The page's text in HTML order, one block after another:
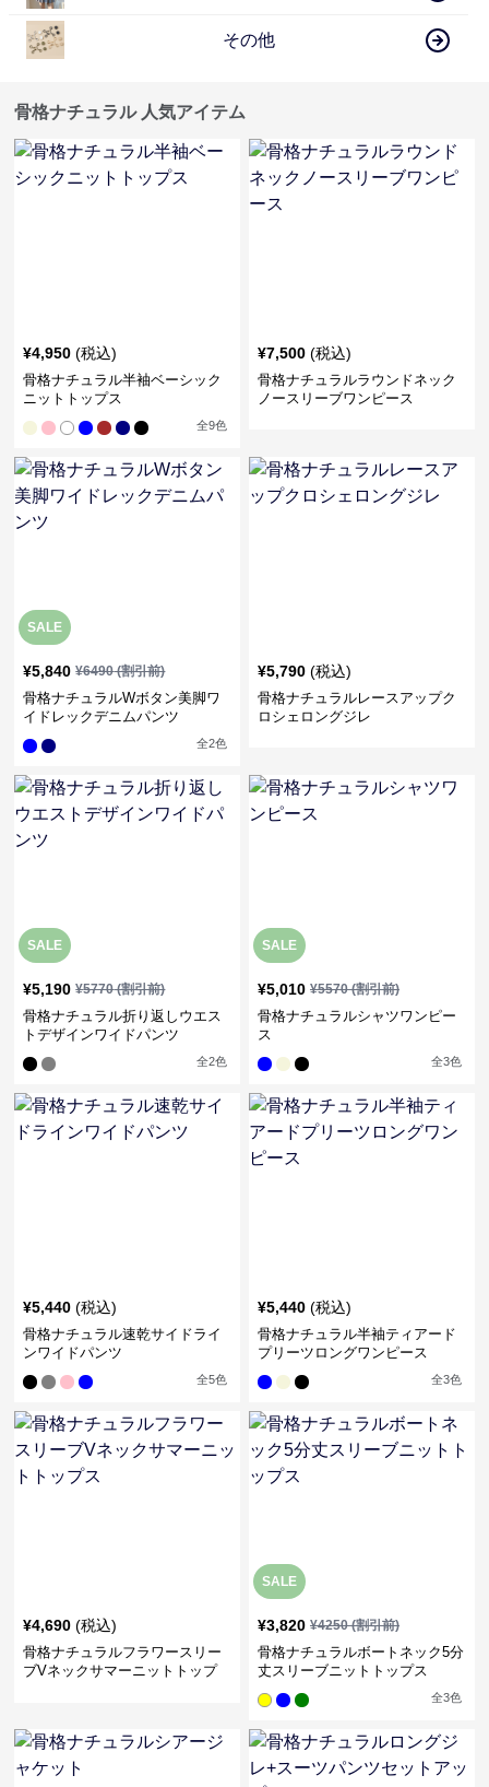
その他
骨格ナチュラル 人気アイテム
¥4,950 (税込)
骨格ナチュラル半袖ベーシック
ニットトップス
全9色
¥7,500 (税込)
骨格ナチュラルラウンドネック
ノースリーブワンピース
SALE
¥5,840 ¥6490(割引前)
骨格ナチュラルWボタン美脚ワ
イドレックデニムパンツ
全2色
¥5,790 (税込)
骨格ナチュラルレースアップク
ロシェロングジレ
SALE
¥5,190 ¥5770(割引前)
骨格ナチュラル折り返しウエス
トデザインワイドパンツ
全2色
SALE
¥5,010 ¥5570(割引前)
骨格ナチュラルシャツワンピー
ス
全3色
¥5,440 (税込)
骨格ナチュラル速乾サイドライ
ンワイドパンツ
全5色
¥5,440 (税込)
骨格ナチュラル半袖ティアード
プリーツロングワンピース
全3色
¥4,690 (税込)
骨格ナチュラルフラワースリー
ブVネックサマーニットトップ
SALE
¥3,820 ¥4250(割引前)
骨格ナチュラルボートネック5分
丈スリーブニットトップス
全3色